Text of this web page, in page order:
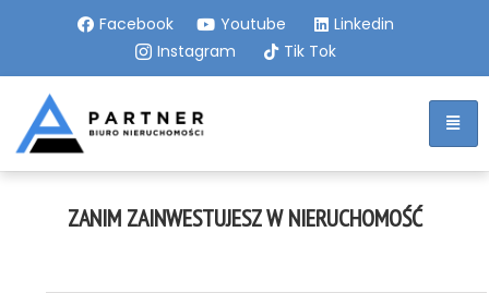
Facebook Youtube
Linkedin
Instagram
Tik Tok
ZANIM ZAINWESTUJESZ W NIERUCHOMOŚĆ